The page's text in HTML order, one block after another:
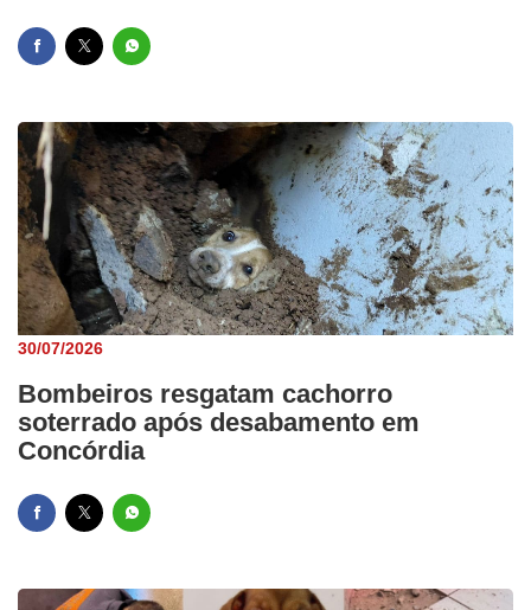
30/07/2026
Bombeiros resgatam cachorro
soterrado após desabamento em
Concórdia